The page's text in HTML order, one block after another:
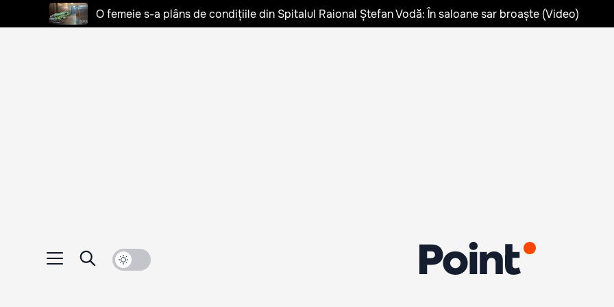
O femeie s-a plâns de condițiile din Spitalul Raional Ștefan Vodă: În saloane sar broaște (Video)